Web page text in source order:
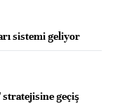
sistemi geliyor
stratejisine geçiş